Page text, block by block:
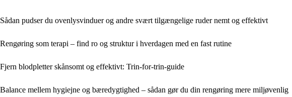
Sådan pudser du ovenlysvinduer og andre svært tilgængelige ruder nemt og effektivt
Rengøring som terapi – find ro og struktur i hverdagen med en fast rutine
Fjern blodpletter skånsomt og effektivt: Trin-for-trin-guide
Balance mellem hygiejne og bæredygtighed – sådan gør du din rengøring mere miljøvenlig